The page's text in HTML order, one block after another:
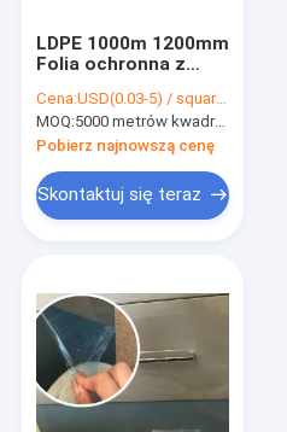
LDPE 1000m 1200mm
Folia ochronna z
sztucznego do
blachy stalowej
powlekanej metalem
Cena:USD(0.03-5) / square meter
MOQ:5000 metrów kwadratowych, 10000 metrów kwadratowych z nadrukiem
Pobierz najnowszą cenę
Skontaktuj się teraz